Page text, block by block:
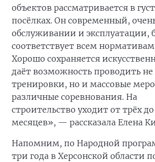
объектов рассматривается в
посёлках. Он современный,
обслуживании и эксплуатации,
соответствует всем
Хорошо сохраняется
даёт возможность проводить не
тренировки, но и массовые
различные соревнования. На
строительство уходит от трёх
месяцев», — рассказала Елена
Напомним, по Народной
три года в Херсонской области